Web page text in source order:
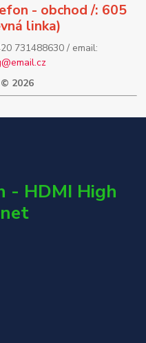
- obchod /: 605
linka)
731488630 / email:
2026
- HDMI High